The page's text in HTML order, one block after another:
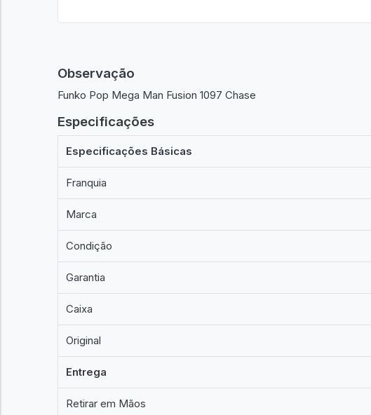
Observação
Funko Pop Mega Man Fusion 1097 Chase
Especificações
Especificações Básicas
Franquia
Marca
Condição
Garantia
Caixa
Original
Entrega
Retirar em Mãos